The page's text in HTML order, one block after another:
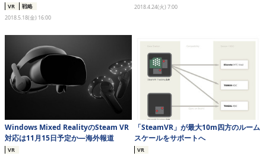
VR
戦略
2018.5.18(金) 16:00
2018.4.24(火) 7:00
Windows Mixed RealityのSteam VR
対応は11月15日予定か―海外報道
VR
「SteamVR」が最大10m四方のルーム
スケールをサポートへ
VR